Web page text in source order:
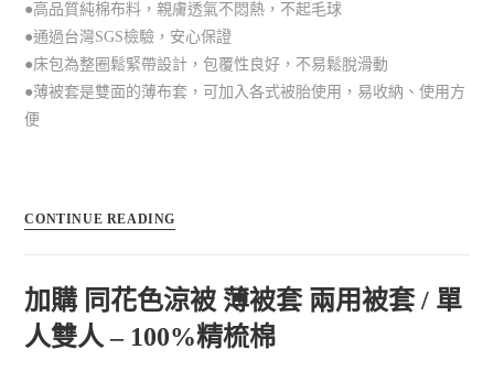
●高品質純棉布料，親膚透氣不悶熱，不起毛球
●通過台灣SGS檢驗，安心保證
●床包為整圈鬆緊帶設計，包覆性良好，不易鬆脫滑動
●薄被套是雙面的薄布套，可加入各式被胎使用，易收納、使用方
便
CONTINUE READING
加購 同花色涼被 薄被套 兩用被套 / 單
人雙人 – 100%精梳棉